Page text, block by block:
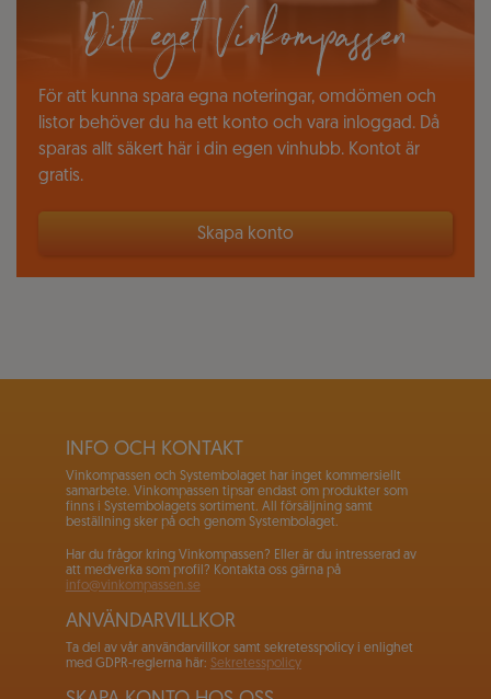
Ditt eget Vinkompassen
För att kunna spara egna noteringar, omdömen och
listor behöver du ha ett konto och vara inloggad. Då
sparas allt säkert här i din egen vinhubb. Kontot är
gratis.
Skapa konto
INFO OCH KONTAKT
Vinkompassen och Systembolaget har inget kommersiellt
samarbete. Vinkompassen tipsar endast om produkter som
finns i Systembolagets sortiment. All försäljning samt
beställning sker på och genom Systembolaget.
Har du frågor kring Vinkompassen? Eller är du intresserad av
att medverka som profil? Kontakta oss gärna på
info@vinkompassen.se
ANVÄNDARVILLKOR
Ta del av vår användarvillkor samt sekretesspolicy i enlighet
med GDPR-reglerna här: Sekretesspolicy